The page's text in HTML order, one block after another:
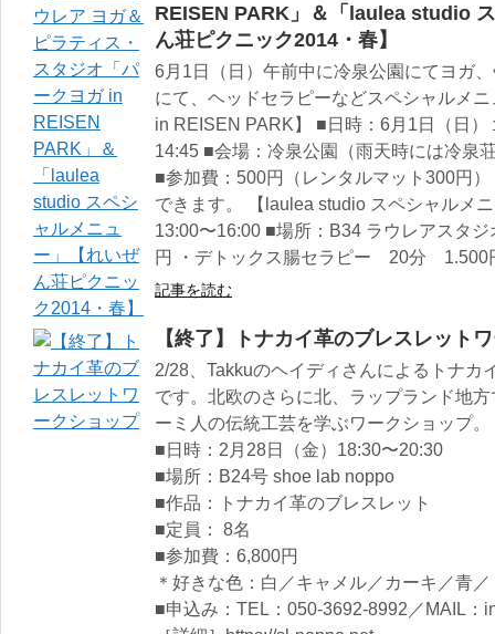
REISEN PARK」＆「laulea studio
ん荘ピクニック2014・春】
6月1日（日）午前中に冷泉公園にてヨガ
にて、ヘッドセラピーなどスペシャルメ
in REISEN PARK】 ■日時：6月1日（日
14:45 ■会場：冷泉公園（雨天時には冷泉
■参加費：500円（レンタルマット300円
できます。 【laulea studio スペシャルメ
13:00〜16:00 ■場所：B34 ラウレアス
円 ・デトックス腸セラピー 20分
記事を読む
【終了】トナカイ革のブレスレット
2/28、Takkuのヘイディさんによるトナカ
です。北欧のさらに北、ラップランド地
ーミ人の伝統工芸を学ぶワークショップ。
■日時：2月28日（金）18:30〜20:30
■場所：B24号 shoe lab noppo
■作品：トナカイ革のブレスレット
■定員： 8名
■参加費：6,800円
＊好きな色：白／キャメル／カーキ／青
■申込み：TEL：050-3692-8992／MAIL：